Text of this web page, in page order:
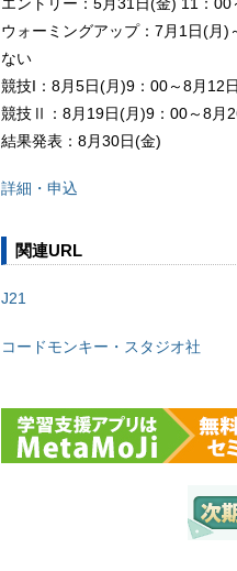
ウォーミングアップ：7月1日(月
ない
競技I：8月5日(月)9：00～8月12
競技Ⅱ：8月19日(月)9：00～8月
結果発表：8月30日(金)
詳細・申込
関連URL
J21
コードモンキー・スタジオ社